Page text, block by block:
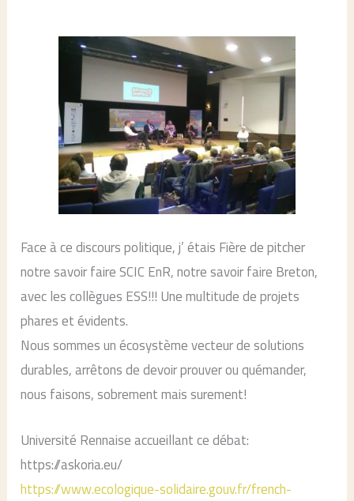
Face à ce discours politique, j’ étais Fière de pitcher
notre savoir faire SCIC EnR, notre savoir faire Breton,
avec les collègues ESS!!! Une multitude de projets
phares et évidents.
Nous sommes un écosystème vecteur de solutions
durables, arrêtons de devoir prouver ou quémander,
nous faisons, sobrement mais surement!
Université Rennaise accueillant ce débat:
https://askoria.eu/
https://www.ecologique-solidaire.gouv.fr/french-